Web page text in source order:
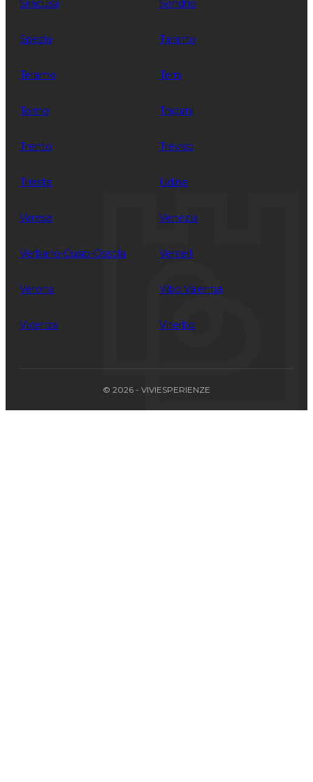
Siracusa Sondrio
Spezia Taranto
Teramo Terni
Torino Trapani
Trento Treviso
Trieste Udine
Varese Venezia
Verbano-Cusio-Ossola Vercelli
Verona Vibo Valentia
Vicenza Viterbo
© 2026 - VIVIESPERIENZE